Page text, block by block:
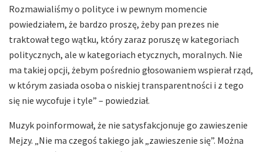
Rozmawialiśmy o polityce i w pewnym momencie
powiedziałem, że bardzo proszę, żeby pan prezes nie
traktował tego wątku, który zaraz poruszę w kategoriach
politycznych, ale w kategoriach etycznych, moralnych. Nie
ma takiej opcji, żebym pośrednio głosowaniem wspierał rząd,
w którym zasiada osoba o niskiej transparentności i z tego
się nie wycofuje i tyle” – powiedział.
Muzyk poinformował, że nie satysfakcjonuje go zawieszenie
Mejzy. „Nie ma czegoś takiego jak „zawieszenie się”. Można